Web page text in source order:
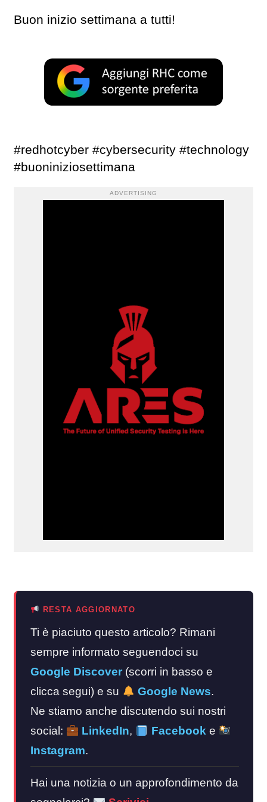
Buon inizio settimana a tutti!
#redhotcyber #cybersecurity #technology
#buoniniziosettimana
ADVERTISING
RESTA AGGIORNATO
Ti è piaciuto questo articolo? Rimani
sempre informato seguendoci su
Google Discover (scorri in basso e
clicca segui) e su
Google News.
Ne stiamo anche discutendo sui nostri
social:
LinkedIn, Facebooke
Instagram.
Hai una notizia o un approfondimento da